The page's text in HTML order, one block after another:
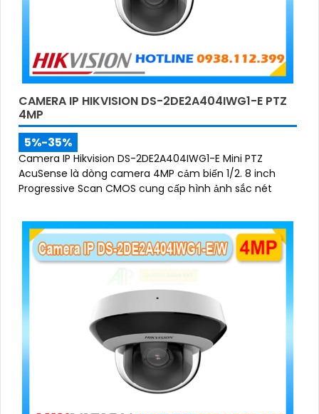
CAMERA IP HIKVISION DS-2DE2A404IWG1-E PTZ
4MP
5%-35%
Camera IP Hikvision DS-2DE2A404IWG1-E Mini PTZ
AcuSense là dòng camera 4MP cảm biến 1/2. 8 inch
Progressive Scan CMOS cung cấp hình ảnh sắc nét